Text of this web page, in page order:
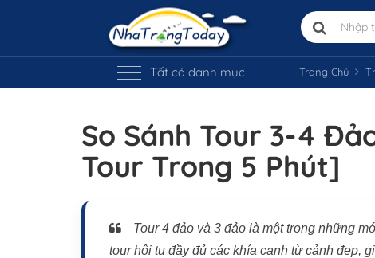
Tất cả danh mục Trang Chủ
So Sánh Tour 3-4
Tour Trong 5 Phút]
Tour 4 đảo và 3 đảo là một trong những
tour hội tụ đầy đủ các khía cạnh từ cảnh đẹp,